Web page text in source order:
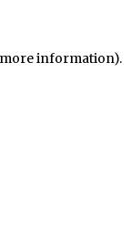
more information).